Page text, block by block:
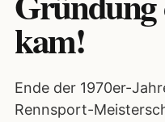
kam!
Ende der 1970er-
Rennsport-